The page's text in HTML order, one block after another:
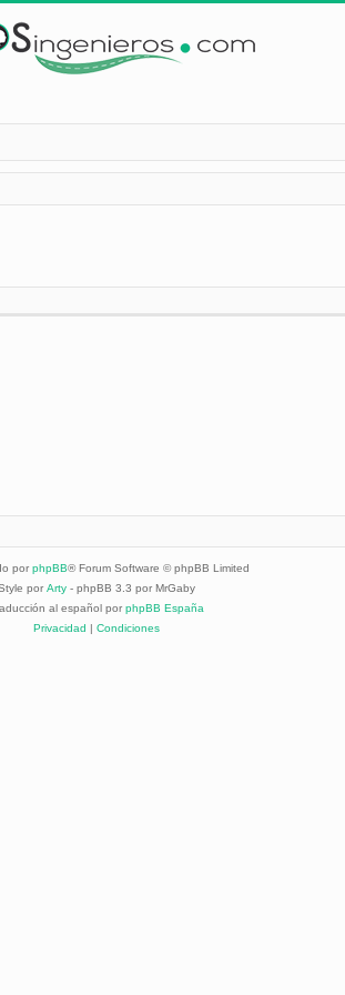
por phpBB® Forum Software © phpBB Limited
por Arty - phpBB 3.3 por MrGaby
al español por phpBB España
Privacidad | Condiciones